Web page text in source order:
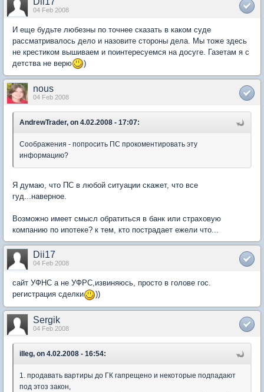
04 Feb 2008
И еще будьте любезны по точнее сказать в каком суде
рассматривалось дело и назовите стороны дела. Мы тоже здесь
не крестиком вышиваем и поинтересуемся на досуге. Газетам я с
детства не верю
)
nous
04 Feb 2008
AndrewTrader, on 4.02.2008 - 17:07:
Соображения - попросить ПС прокоментировать эту
информацию?
Я думаю, что ПС в любой ситуации скажет, что все
гуд...наверное.
Возможно имеет смысл обратиться в банк или страховую
компанию по ипотеке? к тем, кто пострадает ежели что...
Dii17
04 Feb 2008
сайт УФНС а не УФРС,извиняюсь, просто в голове гос.
регистрация сделки
))
Sergik
04 Feb 2008
illeg, on 4.02.2008 - 16:54:
1. продавать вартиры до ГК гапрещено и некоторые подпадают
под этоз закон,